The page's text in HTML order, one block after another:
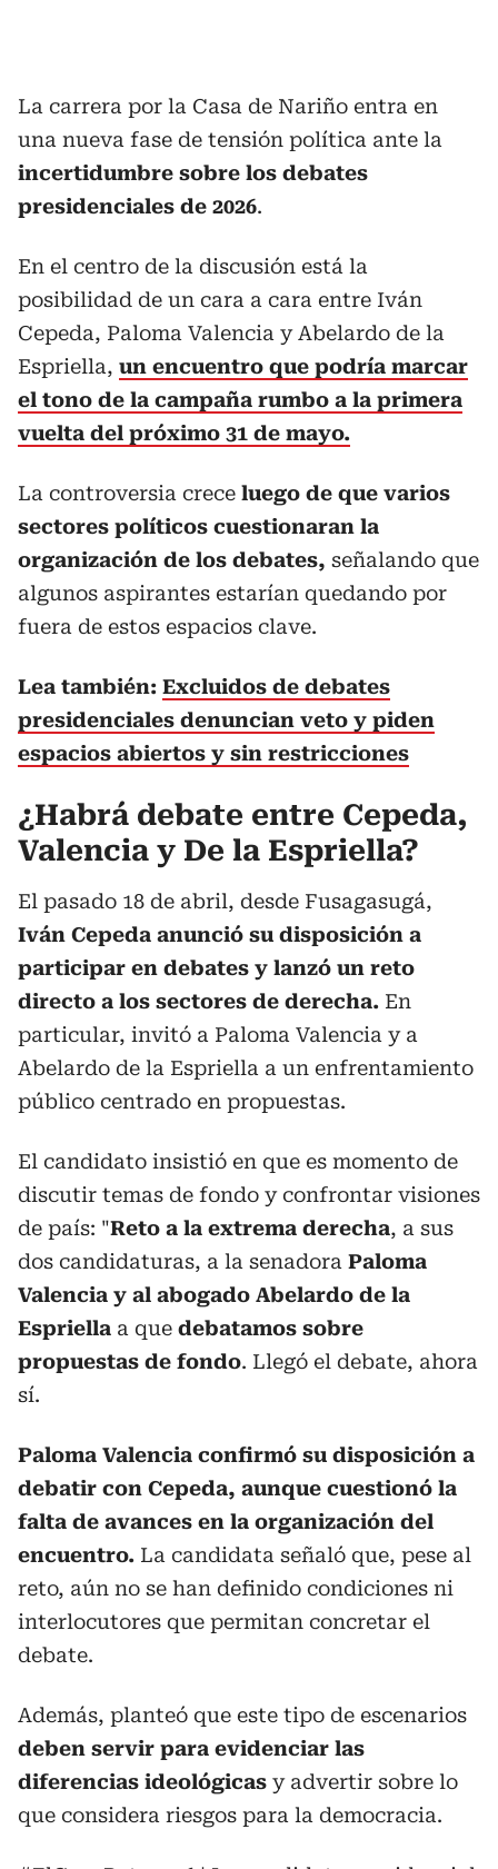
La carrera por la Casa de Nariño entra en
una nueva fase de tensión política ante la
incertidumbre sobre los debates
presidenciales de 2026.
En el centro de la discusión está la
posibilidad de un cara a cara entre Iván
Cepeda, Paloma Valencia y Abelardo de la
Espriella, un encuentro que podría marcar
el tono de la campaña rumbo a la primera
vuelta del próximo 31 de mayo.
La controversia crece luego de que varios
sectores políticos cuestionaran la
organización de los debates, señalando que
algunos aspirantes estarían quedando por
fuera de estos espacios clave.
Lea también: Excluidos de debates
presidenciales denuncian veto y piden
espacios abiertos y sin restricciones
¿Habrá debate entre Cepeda,
Valencia y De la Espriella?
El pasado 18 de abril, desde Fusagasugá,
Iván Cepeda anunció su disposición a
participar en debates y lanzó un reto
directo a los sectores de derecha. En
particular, invitó a Paloma Valencia y a
Abelardo de la Espriella a un enfrentamiento
público centrado en propuestas.
El candidato insistió en que es momento de
discutir temas de fondo y confrontar visiones
de país: "Reto a la extrema derecha, a sus
dos candidaturas, a la senadora Paloma
Valencia y al abogado Abelardo de la
Espriella a que debatamos sobre
propuestas de fondo. Llegó el debate, ahora
sí.
Paloma Valencia confirmó su disposición a
debatir con Cepeda, aunque cuestionó la
falta de avances en la organización del
encuentro. La candidata señaló que, pese al
reto, aún no se han definido condiciones ni
interlocutores que permitan concretar el
debate.
Además, planteó que este tipo de escenarios
deben servir para evidenciar las
diferencias ideológicas y advertir sobre lo
que considera riesgos para la democracia.